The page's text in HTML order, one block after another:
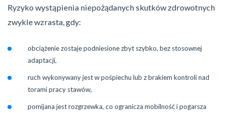
Ryzyko wystąpienia niepożądanych skutków zdrowotnych
zwykle wzrasta, gdy:
obciążenie zostaje podniesione zbyt szybko, bez stosownej
adaptacji,
ruch wykonywany jest w pośpiechu lub z brakiem kontroli nad
torami pracy stawów,
pomijana jest rozgrzewka, co ogranicza mobilność i pogarsza